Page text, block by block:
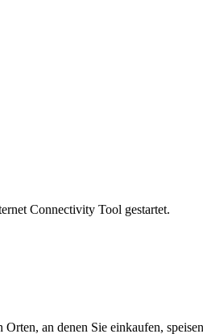
Connectivity Tool gestartet.
an denen Sie einkaufen,